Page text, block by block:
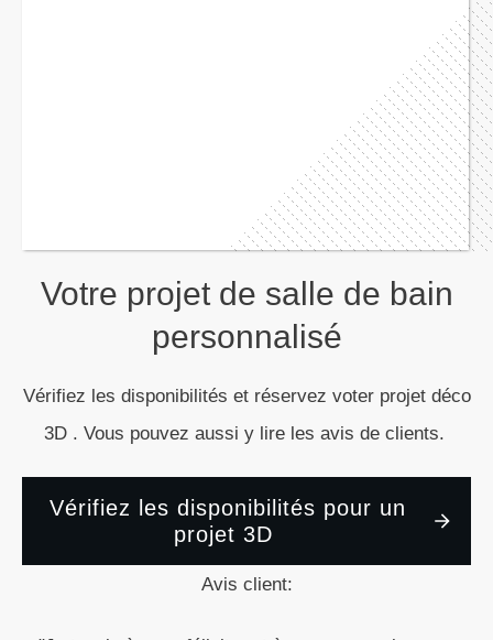
Votre projet de salle de bain
personnalisé
Vérifiez les disponibilités et réservez voter projet déco
3D . Vous pouvez aussi y lire les avis de clients.
Vérifiez les disponibilités pour un
projet 3D
Avis client: